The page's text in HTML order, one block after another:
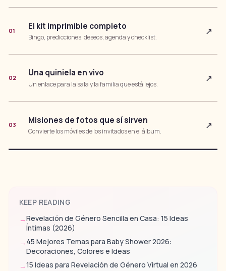
01 El kit imprimible completo
Bingo, predicciones, deseos, agenda y checklist.
↗
02 Una quiniela en vivo
Un enlace para la sala y la familia que está lejos.
↗
03 Misiones de fotos que sí sirven
Convierte los móviles de los invitados en el álbum.
↗
KEEP READING
→Revelación de Género Sencilla en Casa: 15 Ideas
Íntimas (2026)
→ 45 Mejores Temas para Baby Shower 2026:
Decoraciones, Colores e Ideas
→15 Ideas para Revelación de Género Virtual en 2026